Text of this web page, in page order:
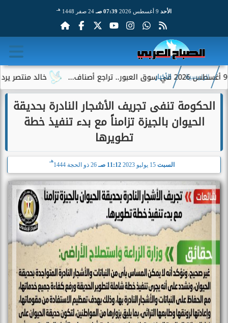
الأحد 07:39 صـ 24 صفر 1448 هـ
خالد منتصر يرد على الرئيسية الأخبار
الحكومة تنفى تجريف الأشجار النادرة بحديقة
الحيوان بالجيزة تزامناً مع بدء تنفيذ خطة
تطويرها
السبت 11:12 صـ 26 ذو الحجة 1444
هـ